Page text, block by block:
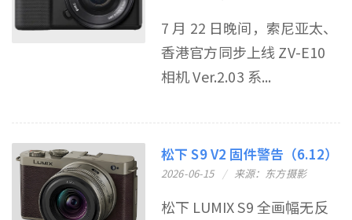
7 月 22 日晚间，索尼亚太、
香港官方同步上线 ZV-E10
相机 Ver.2.03 系...
松下 S9 V2 固件警告（6.12）
2026-06-15 来源：东方摄影
松下 LUMIX S9 全画幅无反